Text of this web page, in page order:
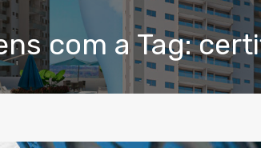
com a Tag: